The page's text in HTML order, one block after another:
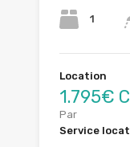
1
Location
1.795€
Par
Service